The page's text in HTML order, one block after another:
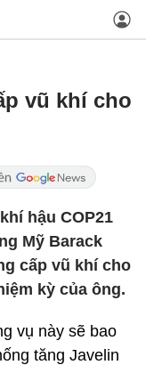
vũ khí cho
hậu COP21
Mỹ Barack
cấp vũ khí cho
kỳ của ông.
vụ này sẽ bao
tăng Javelin